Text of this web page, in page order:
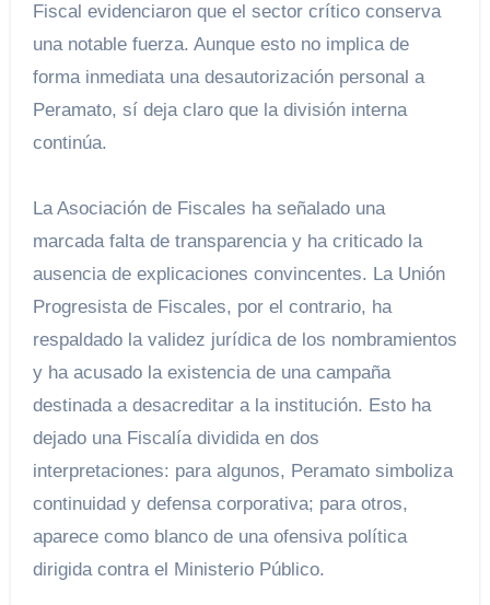
Fiscal evidenciaron que el sector crítico conserva
una notable fuerza. Aunque esto no implica de
forma inmediata una desautorización personal a
Peramato, sí deja claro que la división interna
continúa.
La Asociación de Fiscales ha señalado una
marcada falta de transparencia y ha criticado la
ausencia de explicaciones convincentes. La Unión
Progresista de Fiscales, por el contrario, ha
respaldado la validez jurídica de los nombramientos
y ha acusado la existencia de una campaña
destinada a desacreditar a la institución. Esto ha
dejado una Fiscalía dividida en dos
interpretaciones: para algunos, Peramato simboliza
continuidad y defensa corporativa; para otros,
aparece como blanco de una ofensiva política
dirigida contra el Ministerio Público.